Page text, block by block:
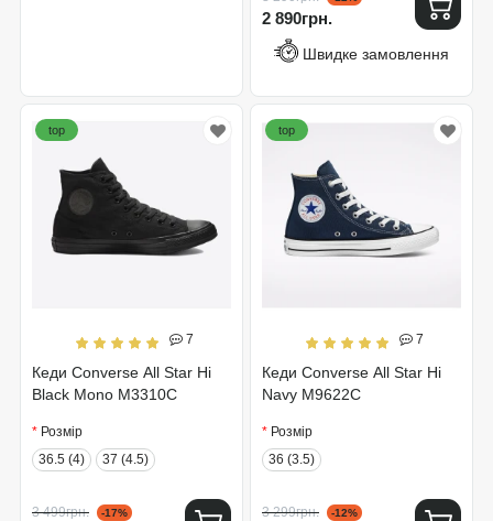
2 890грн.
Швидке замовлення
7
Кеди Converse All Star Hi
Black Mono M3310C
top
Розмір
36.5 (4)
37 (4.5)
3 499грн. -17%
7
Кеди Converse All Star Hi
Navy M9622C
top
Розмір
36 (3.5)
3 299грн. -12%